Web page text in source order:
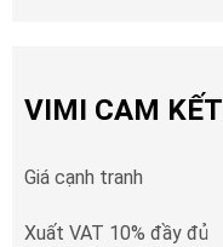
VIMI CAM KẾT
Giá cạnh tranh
Xuất VAT 10% đầy đủ